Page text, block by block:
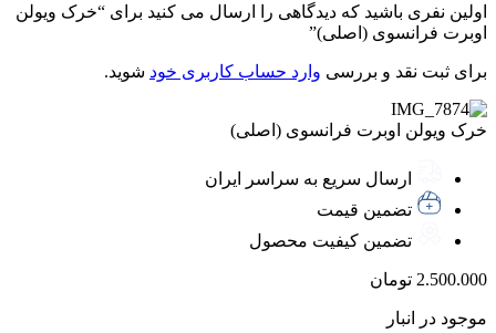
اولین نفری باشید که دیدگاهی را ارسال می کنید برای “خرک ویولن
اوبرت فرانسوی (اصلی)”
برای ثبت نقد و بررسی وارد حساب کاربری خود شوید.
خرک ویولن اوبرت فرانسوی (اصلی)
ارسال سریع به سراسر ایران
تضمین قیمت
تضمین کیفیت محصول
2.500.000 تومان
موجود در انبار